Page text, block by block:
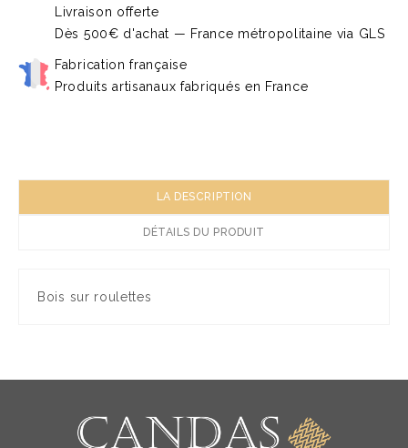
Livraison offerte
Dès 500€ d'achat — France métropolitaine via GLS
Fabrication française
Produits artisanaux fabriqués en France
LA DESCRIPTION
DÉTAILS DU PRODUIT
Bois sur roulettes